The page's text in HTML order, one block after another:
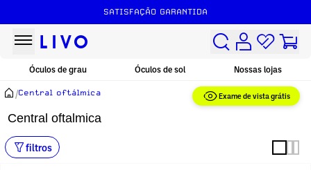
SATISFAÇÃO GARANTIDA
Exame de vista grátis
Óculos de grau Óculos de sol Nossas lojas
Central oftalmica
/Central oftálmica
filtros